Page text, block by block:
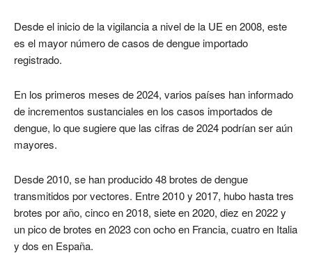
Desde el inicio de la vigilancia a nivel de la UE en 2008, este
es el mayor número de casos de dengue importado
registrado.
En los primeros meses de 2024, varios países han informado
de incrementos sustanciales en los casos importados de
dengue, lo que sugiere que las cifras de 2024 podrían ser aún
mayores.
Desde 2010, se han producido 48 brotes de dengue
transmitidos por vectores. Entre 2010 y 2017, hubo hasta tres
brotes por año, cinco en 2018, siete en 2020, diez en 2022 y
un pico de brotes en 2023 con ocho en Francia, cuatro en Italia
y dos en España.